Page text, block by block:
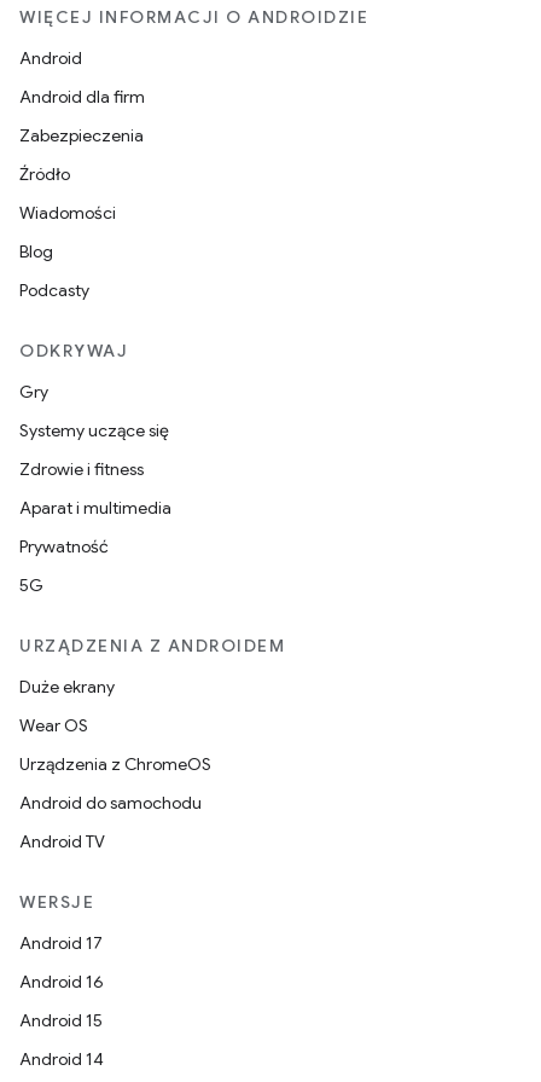
WIĘCEJ INFORMACJI O ANDROIDZIE
Android
Android dla firm
Zabezpieczenia
Źródło
Wiadomości
Blog
Podcasty
ODKRYWAJ
Gry
Systemy uczące się
Zdrowie i fitness
Aparat i multimedia
Prywatność
5G
URZĄDZENIA Z ANDROIDEM
Duże ekrany
Wear OS
Urządzenia z ChromeOS
Android do samochodu
Android TV
WERSJE
Android 17
Android 16
Android 15
Android 14